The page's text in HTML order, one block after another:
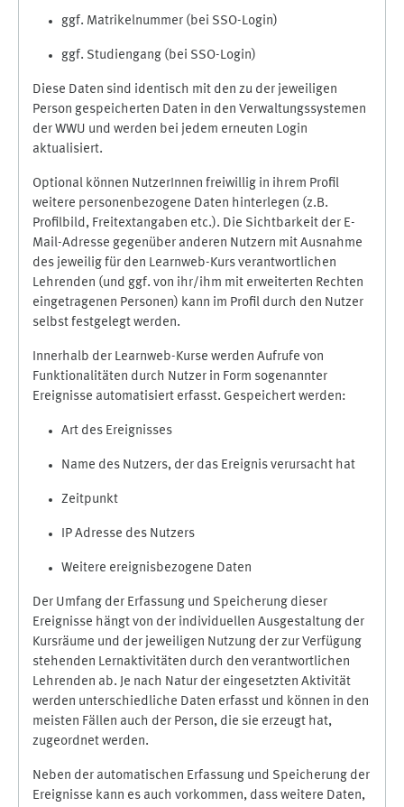
ggf. Matrikelnummer (bei SSO-Login)
ggf. Studiengang (bei SSO-Login)
Diese Daten sind identisch mit den zu der jeweiligen
Person gespeicherten Daten in den Verwaltungssystemen
der WWU und werden bei jedem erneuten Login
aktualisiert.
Optional können NutzerInnen freiwillig in ihrem Profil
weitere personenbezogene Daten hinterlegen (z.B.
Profilbild, Freitextangaben etc.). Die Sichtbarkeit der E-
Mail-Adresse gegenüber anderen Nutzern mit Ausnahme
des jeweilig für den Learnweb-Kurs verantwortlichen
Lehrenden (und ggf. von ihr/ihm mit erweiterten Rechten
eingetragenen Personen) kann im Profil durch den Nutzer
selbst festgelegt werden.
Innerhalb der Learnweb-Kurse werden Aufrufe von
Funktionalitäten durch Nutzer in Form sogenannter
Ereignisse automatisiert erfasst. Gespeichert werden:
Art des Ereignisses
Name des Nutzers, der das Ereignis verursacht hat
Zeitpunkt
IP Adresse des Nutzers
Weitere ereignisbezogene Daten
Der Umfang der Erfassung und Speicherung dieser
Ereignisse hängt von der individuellen Ausgestaltung der
Kursräume und der jeweiligen Nutzung der zur Verfügung
stehenden Lernaktivitäten durch den verantwortlichen
Lehrenden ab. Je nach Natur der eingesetzten Aktivität
werden unterschiedliche Daten erfasst und können in den
meisten Fällen auch der Person, die sie erzeugt hat,
zugeordnet werden.
Neben der automatischen Erfassung und Speicherung der
Ereignisse kann es auch vorkommen, dass weitere Daten,